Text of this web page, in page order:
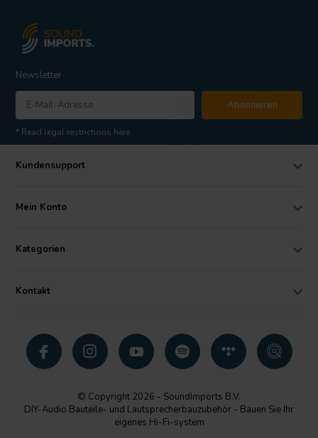
Newsletter
Abonnieren
* Read legal restrictions here
Kundensupport
Mein Konto
Kategorien
Kontakt
© Copyright 2026 - SoundImports B.V.
DIY-Audio Bauteile- und Lautsprecherbauzubehör - Bauen Sie Ihr
eigenes Hi-Fi-system